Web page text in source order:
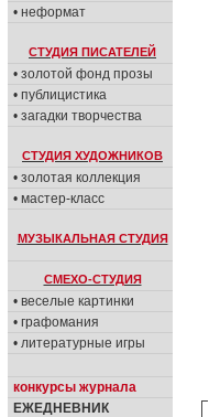
• неформат
СТУДИЯ ПИСАТЕЛЕЙ
• золотой фонд прозы
• публицистика
• загадки творчества
СТУДИЯ ХУДОЖНИКОВ
• золотая коллекция
• мастер-класс
МУЗЫКАЛЬНАЯ СТУДИЯ
СМЕХО-СТУДИЯ
• веселые картинки
• графомания
• литературные игры
конкурсы журнала
ЕЖЕДНЕВНИК